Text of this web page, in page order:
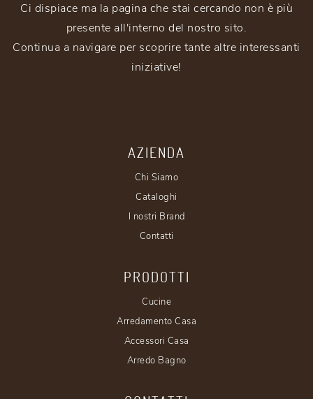
Ci dispiace ma la pagina che stai cercando non è più
presente all'interno del nostro sito.
Continua a navigare per scoprire tante altre interessanti
iniziative!
AZIENDA
Chi Siamo
Cataloghi
I nostri Brand
Contatti
PRODOTTI
Cucine
Arredamento Casa
Accessori Casa
Arredo Bagno